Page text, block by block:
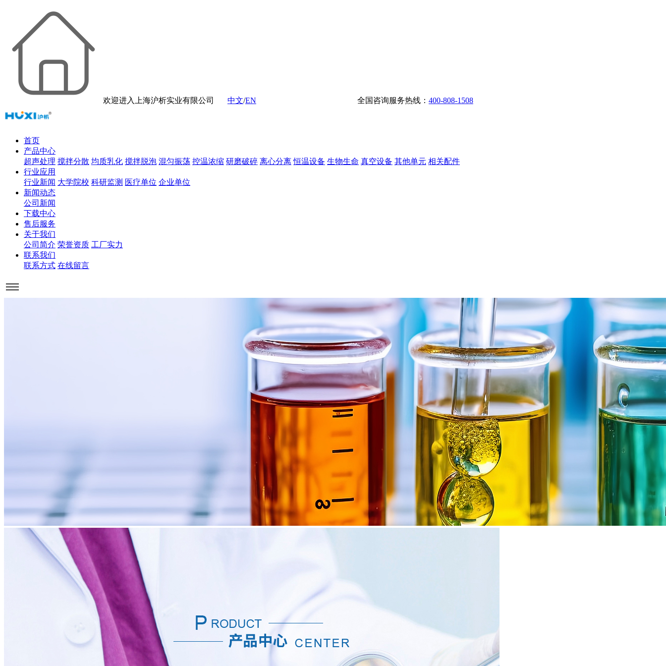
欢迎进入上海沪析实业有限公司 中文/EN 全国咨询服务热线： 400-808-1508
首页
产品中心
超声处理 搅拌分散 均质乳化 搅拌脱泡 混匀振荡 控温浓缩 研磨破碎 离心分离 恒温设备 生物生命 真空设备 其他单元 相关配件
行业应用
行业新闻 大学院校 科研监测 医疗单位 企业单位
新闻动态
公司新闻
下载中心
售后服务
关于我们
公司简介 荣誉资质 工厂实力
联系我们
联系方式 在线留言